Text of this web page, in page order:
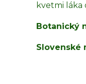
kvetmi láka
Botanický
Slovenské